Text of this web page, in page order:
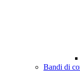
Bandi di